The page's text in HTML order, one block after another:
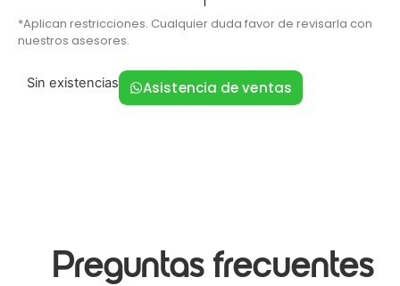
*Aplican restricciones. Cualquier duda favor de revisarla con
nuestros asesores.
Sin existencias Asistencia de ventas
Preguntas frecuentes